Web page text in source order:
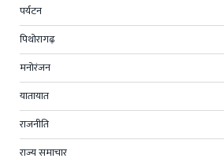
पर्यटन
पिथोरागढ़
मनोरंजन
यातायात
राजनीति
राज्य समाचार